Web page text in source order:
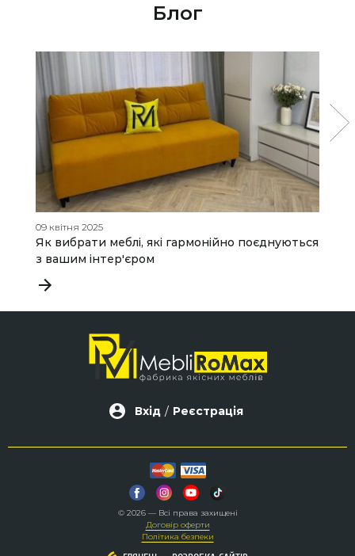
Блог
09 квітня 2025
Як вибрати меблі, які гармонійно поєднуються
з вашим інтер'єром
Вхід / Реєстрація
© 2026 — Всі права захищені
Договір оферти
Політика безпеки